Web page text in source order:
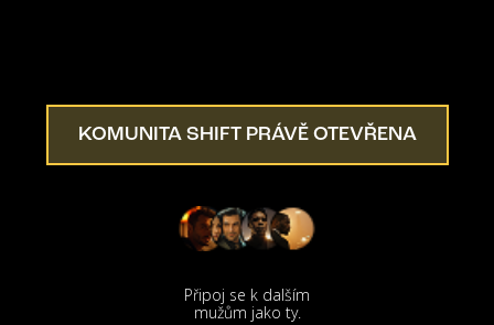
KOMUNITA SHIFT PRÁVĚ OTEVŘENA
Připoj se k dalším
mužům jako ty.